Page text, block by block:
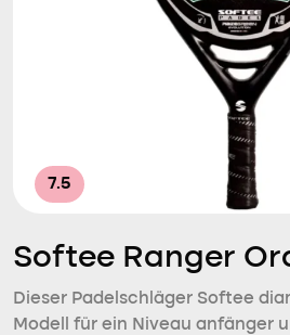
7.5
Softee Ranger
Dieser Padelschläger Softee
Modell für ein Niveau anfänger